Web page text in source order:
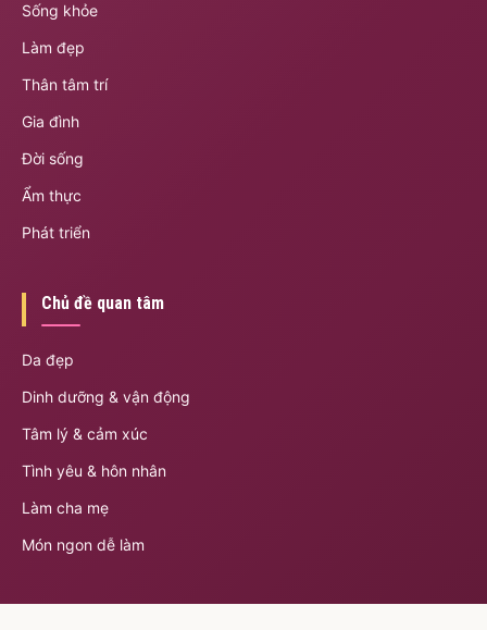
Sống khỏe
Làm đẹp
Thân tâm trí
Gia đình
Đời sống
Ẩm thực
Phát triển
Chủ đề quan tâm
Da đẹp
Dinh dưỡng & vận động
Tâm lý & cảm xúc
Tình yêu & hôn nhân
Làm cha mẹ
Món ngon dễ làm